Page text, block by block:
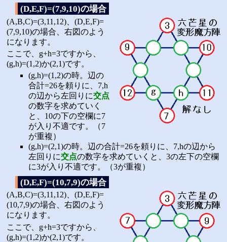
(D,E,F)=(7,9,10)の場合
(A,B,C)=(3,11,12)、(D,E,F)=
(7,9,10)の場合、右図のよう
になります。
ここで、g+h=3ですから、
(g,h)=(1,2)か(2,1)です。
(g,h)=(1,2)の時。辺の
合計=26を頼りに、7,h
の辺から左回りに交点
の数字を求めていく
と、10の下の空欄に7
が入り不適です。（7
が重複）
(g,h)=(2,1)の時。辺の合計=26を頼りに、7,hの辺から
左回りに交点の数字を求めていくと、3の左下の空欄
に3が入り不適です。（3が重複）
(D,E,F)=(10,7,9)の場合
(A,B,C)=(3,11,12)、(D,E,F)=
(10,7,9)の場合、右図のよう
になります。
ここで、g+h=3ですから、
(g,h)=(1,2)か(2,1)です。